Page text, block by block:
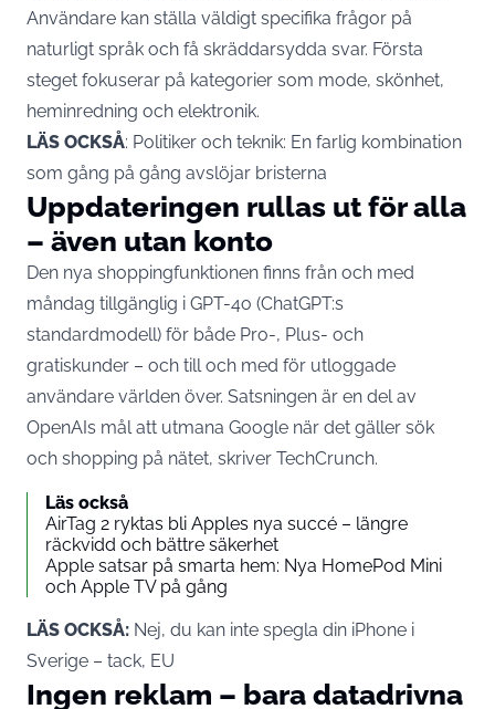
Användare kan ställa väldigt specifika frågor på
naturligt språk och få skräddarsydda svar. Första
steget fokuserar på kategorier som mode, skönhet,
heminredning och elektronik.
LÄS OCKSÅ: Politiker och teknik: En farlig kombination
som gång på gång avslöjar bristerna
Uppdateringen rullas ut för alla
– även utan konto
Den nya shoppingfunktionen finns från och med
måndag tillgänglig i GPT-4o (ChatGPT:s
standardmodell) för både Pro-, Plus- och
gratiskunder – och till och med för utloggade
användare världen över. Satsningen är en del av
OpenAIs mål att utmana Google när det gäller sök
och shopping på nätet, skriver TechCrunch.
Läs också
AirTag 2 ryktas bli Apples nya succé – längre
räckvidd och bättre säkerhet
Apple satsar på smarta hem: Nya HomePod Mini
och Apple TV på gång
LÄS OCKSÅ: Nej, du kan inte spegla din iPhone i
Sverige – tack, EU
Ingen reklam – bara datadrivna